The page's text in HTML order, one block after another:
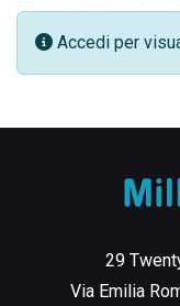
Accedi per
29
Via Emilia